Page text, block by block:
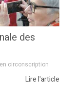
des
circonscription
Lire l'article